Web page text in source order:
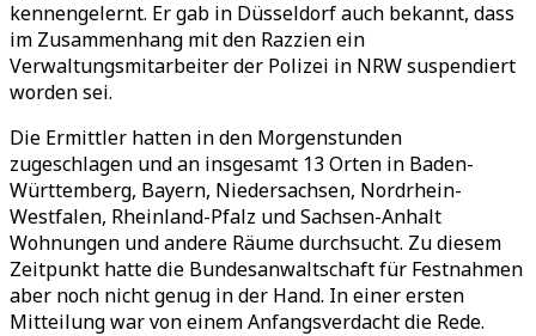
kennengelernt. Er gab in Düsseldorf auch bekannt, dass
im Zusammenhang mit den Razzien ein
Verwaltungsmitarbeiter der Polizei in NRW suspendiert
worden sei.
Die Ermittler hatten in den Morgenstunden
zugeschlagen und an insgesamt 13 Orten in Baden-
Württemberg, Bayern, Niedersachsen, Nordrhein-
Westfalen, Rheinland-Pfalz und Sachsen-Anhalt
Wohnungen und andere Räume durchsucht. Zu diesem
Zeitpunkt hatte die Bundesanwaltschaft für Festnahmen
aber noch nicht genug in der Hand. In einer ersten
Mitteilung war von einem Anfangsverdacht die Rede.